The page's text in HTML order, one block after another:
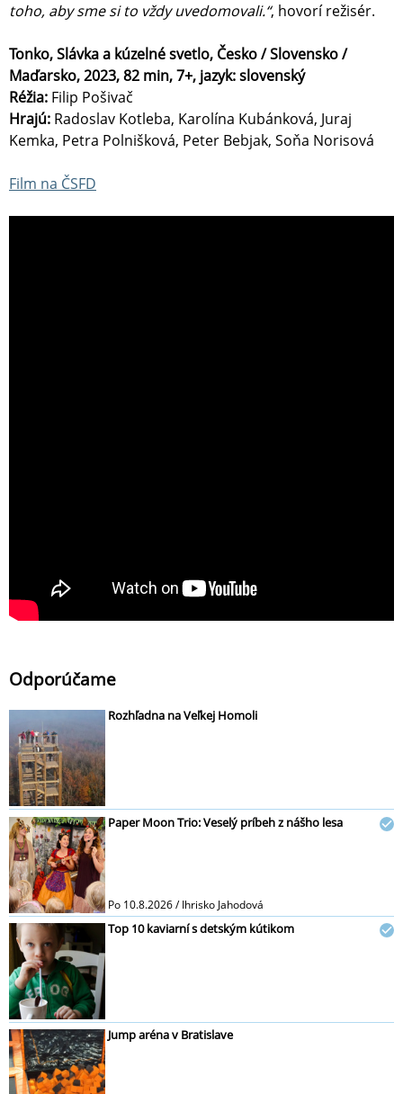
toho, aby sme si to vždy uvedomovali.“, hovorí režisér.
Tonko, Slávka a kúzelné svetlo, Česko / Slovensko /
Maďarsko, 2023, 82 min, 7+, jazyk: slovenský
Réžia: Filip Pošivač
Hrajú: Radoslav Kotleba, Karolína Kubánková, Juraj
Kemka, Petra Polnišková, Peter Bebjak, Soňa Norisová
Film na ČSFD
Odporúčame
Rozhľadna na Veľkej Homoli
Paper Moon Trio: Veselý príbeh z nášho lesa
Po 10.8.2026 / Ihrisko Jahodová
Top 10 kaviarní s detským kútikom
Jump aréna v Bratislave